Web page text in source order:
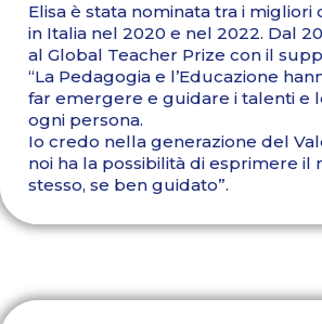
Elisa è stata nominata tra i
in Italia nel 2020 e nel 2022. Dal
al Global Teacher Prize con il
“La Pedagogia e l’Educazione
far emergere e guidare i talenti e
ogni persona.
Io credo nella generazione del
noi ha la possibilità di esprimere il
stesso, se ben guidato”.